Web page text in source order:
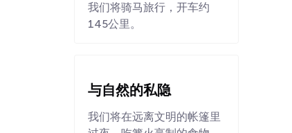
我们将骑马旅行，开车约
145公里。
与自然的私隐
我们将在远离文明的帐篷里